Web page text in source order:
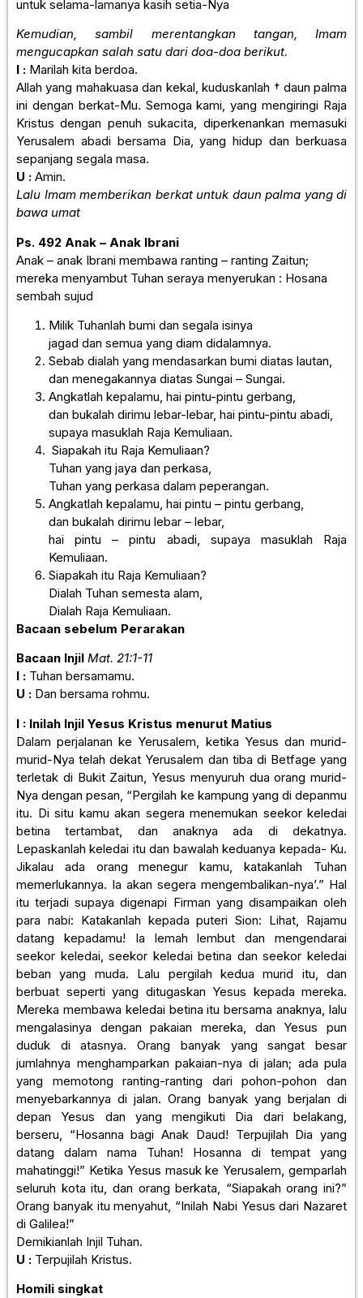
untuk selama-lamanya kasih setia-Nya
Kemudian, sambil merentangkan tangan, Imam
mengucapkan salah satu dari doa-doa berikut.
I : Marilah kita berdoa.
Allah yang mahakuasa dan kekal, kuduskanlah † daun palma
ini dengan berkat-Mu. Semoga kami, yang mengiringi Raja
Kristus dengan penuh sukacita, diperkenankan memasuki
Yerusalem abadi bersama Dia, yang hidup dan berkuasa
sepanjang segala masa.
U : Amin.
Lalu Imam memberikan berkat untuk daun palma yang di
bawa umat
Ps. 492 Anak – Anak Ibrani
Anak – anak Ibrani membawa ranting – ranting Zaitun;
mereka menyambut Tuhan seraya menyerukan : Hosana
sembah sujud
Milik Tuhanlah bumi dan segala isinya
jagad dan semua yang diam didalamnya.
Sebab dialah yang mendasarkan bumi diatas lautan,
dan menegakannya diatas Sungai – Sungai.
Angkatlah kepalamu, hai pintu-pintu gerbang,
dan bukalah dirimu lebar-lebar, hai pintu-pintu abadi,
supaya masuklah Raja Kemuliaan.
Siapakah itu Raja Kemuliaan?
Tuhan yang jaya dan perkasa,
Tuhan yang perkasa dalam peperangan.
Angkatlah kepalamu, hai pintu – pintu gerbang,
dan bukalah dirimu lebar – lebar,
hai pintu – pintu abadi, supaya masuklah Raja
Kemuliaan.
Siapakah itu Raja Kemuliaan?
Dialah Tuhan semesta alam,
Dialah Raja Kemuliaan.
Bacaan sebelum Perarakan
Bacaan Injil Mat. 21:1-11
I : Tuhan bersamamu.
U : Dan bersama rohmu.
I : Inilah Injil Yesus Kristus menurut Matius
Dalam perjalanan ke Yerusalem, ketika Yesus dan murid-
murid-Nya telah dekat Yerusalem dan tiba di Betfage yang
terletak di Bukit Zaitun, Yesus menyuruh dua orang murid-
Nya dengan pesan, “Pergilah ke kampung yang di depanmu
itu. Di situ kamu akan segera menemukan seekor keledai
betina tertambat, dan anaknya ada di dekatnya.
Lepaskanlah keledai itu dan bawalah keduanya kepada- Ku.
Jikalau ada orang menegur kamu, katakanlah Tuhan
memerlukannya. Ia akan segera mengembalikan-nya’.” Hal
itu terjadi supaya digenapi Firman yang disampaikan oleh
para nabi: Katakanlah kepada puteri Sion: Lihat, Rajamu
datang kepadamu! Ia lemah lembut dan mengendarai
seekor keledai, seekor keledai betina dan seekor keledai
beban yang muda. Lalu pergilah kedua murid itu, dan
berbuat seperti yang ditugaskan Yesus kepada mereka.
Mereka membawa keledai betina itu bersama anaknya, lalu
mengalasinya dengan pakaian mereka, dan Yesus pun
duduk di atasnya. Orang banyak yang sangat besar
jumlahnya menghamparkan pakaian-nya di jalan; ada pula
yang memotong ranting-ranting dari pohon-pohon dan
menyebarkannya di jalan. Orang banyak yang berjalan di
depan Yesus dan yang mengikuti Dia dari belakang,
berseru, “Hosanna bagi Anak Daud! Terpujilah Dia yang
datang dalam nama Tuhan! Hosanna di tempat yang
mahatinggi!” Ketika Yesus masuk ke Yerusalem, gemparlah
seluruh kota itu, dan orang berkata, “Siapakah orang ini?”
Orang banyak itu menyahut, “Inilah Nabi Yesus dari Nazaret
di Galilea!”
Demikianlah Injil Tuhan.
U : Terpujilah Kristus.
Homili singkat